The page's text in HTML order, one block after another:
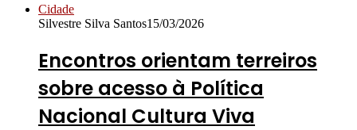
Cidade
Silvestre Silva Santos15/03/2026
Encontros orientam terreiros
sobre acesso à Política
Nacional Cultura Viva